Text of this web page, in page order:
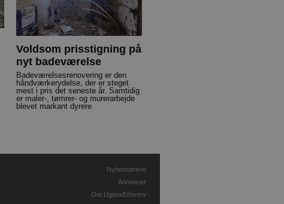
Voldsom prisstigning på
nyt badeværelse
Badeværelsesrenovering er den
håndværkerydelse, der er steget
mest i pris det seneste år. Samtidig
er maler-, tømrer- og murerarbejde
blevet markant dyrere
Nyhedsbreve
Annoncer
Om UgensErhverv